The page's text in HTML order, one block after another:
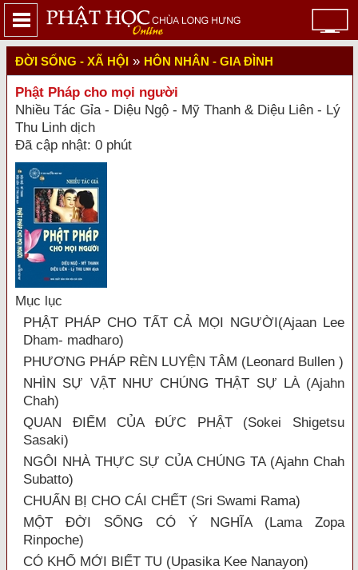
ĐỜI SỐNG - XÃ HỘI » HÔN NHÂN - GIA ĐÌNH
Phật Pháp cho mọi người
Nhiều Tác Gỉa - Diệu Ngộ - Mỹ Thanh & Diệu Liên - Lý
Thu Linh dịch
Đã cập nhật: 0 phút
Mục lục
PHẬT PHÁP CHO TẤT CẢ MỌI NGƯỜI(Ajaan Lee
Dham- madharo)
PHƯƠNG PHÁP RÈN LUYỆN TÂM (Leonard Bullen )
NHÌN SỰ VẬT NHƯ CHÚNG THẬT SỰ LÀ (Ajahn
Chah)
QUAN ĐIỂM CỦA ĐỨC PHẬT (Sokei Shigetsu
Sasaki)
NGÔI NHÀ THỰC SỰ CỦA CHÚNG TA (Ajahn Chah
Subatto)
CHUẨN BỊ CHO CÁI CHẾT (Sri Swami Rama)
MỘT ĐỜI SỐNG CÓ Ý NGHĨA (Lama Zopa
Rinpoche)
CÓ KHỔ MỚI BIẾT TU (Upasika Kee Nanayon)